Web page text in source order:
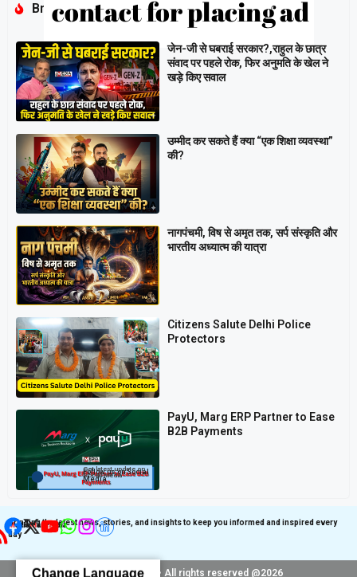
Breaking
जेन-जी से घबराई सरकार?,राहुल के छात्र
संवाद पर पहले रोक, फिर अनुमति के खेल ने
खड़े किए सवाल
उम्मीद कर सकते हैं क्या “एक शिक्षा व्यवस्था”
की?
नागपंचमी, ​विष से अमृत तक, सर्प संस्कृति और
भारतीय अध्यात्म की यात्रा
Citizens Salute Delhi Police
Protectors
PayU, Marg ERP Partner to Ease
B2B Payments
Bringing the latest news, stories, and insights to keep you informed and inspired every
day
Follow us on Social
Media
Get latest update on
Social Media
© mediaartindia.in • All rights reserved @2026
Change Language